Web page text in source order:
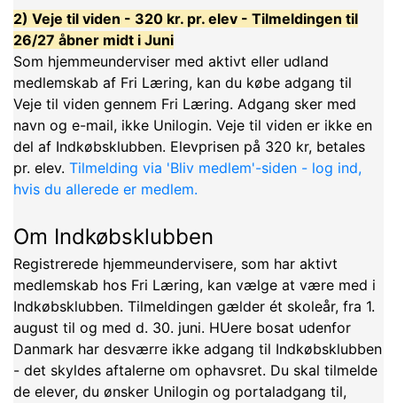
2) Veje til viden - 320 kr. pr. elev - Tilmeldingen til
26/27 åbner midt i Juni
Som hjemmeunderviser med aktivt eller udland
medlemskab af Fri Læring, kan du købe adgang til
Veje til viden gennem Fri Læring. Adgang sker med
navn og e-mail, ikke Unilogin. Veje til viden er ikke en
del af Indkøbsklubben. Elevprisen på 320 kr, betales
pr. elev. Tilmelding via 'Bliv medlem'-siden - log ind,
hvis du allerede er medlem.
Om Indkøbsklubben
Registrerede hjemmeundervisere, som har aktivt
medlemskab hos Fri Læring, kan vælge at være med i
Indkøbsklubben. Tilmeldingen gælder ét skoleår, fra 1.
august til og med d. 30. juni. HUere bosat udenfor
Danmark har desværre ikke adgang til Indkøbsklubben
- det skyldes aftalerne om ophavsret. Du skal tilmelde
de elever, du ønsker Unilogin og portaladgang til,